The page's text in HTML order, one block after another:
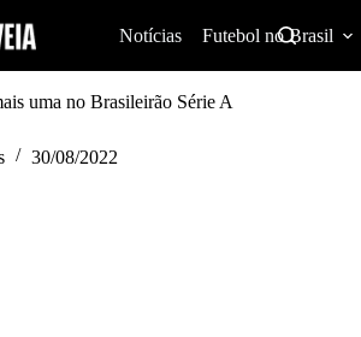
Notícias Futebol no Brasil
uma no Brasileirão Série A
30/08/2022